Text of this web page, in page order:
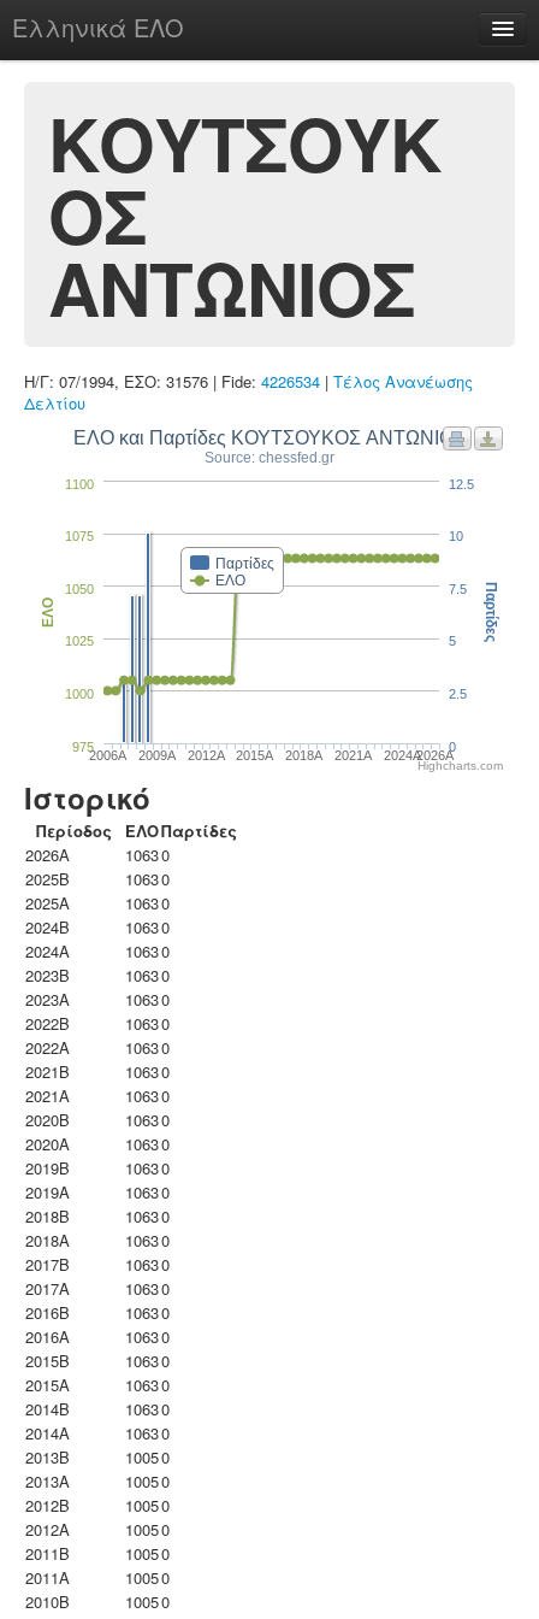
Ελληνικά ΕΛΟ
chesstu.be @ discord
Login
ΚΟΥΤΣΟΥΚ
ΟΣ
ΑΝΤΩΝΙΟΣ
Η/Γ: 07/1994, ΕΣΟ: 31576 | Fide: 4226534 | Τέλος Ανανέωσης
Δελτίου
ΕΛΟ και Παρτίδες ΚΟΥΤΣΟΥΚΟΣ ΑΝΤΩΝΙΟΣ
Source: chessfed.gr
Παρτίδες
ΕΛΟ
2006A 2009A 2012A 2015A 2018A 2021A 2024A2026A
1000
975
1025
1050
1075
1100
ΕΛΟ
0
2.5
5
7.5
10
12.5
Παρτίδες
Highcharts.com
Ιστορικό
Περίοδος ΕΛΟΠαρτίδες
2026A
10630
2025B
10630
2025A
10630
2024B
10630
2024A
10630
2023B
10630
2023Α
10630
2022B
10630
2022A
10630
2021B
10630
2021A
10630
2020B
10630
2020A
10630
2019B
10630
2019A
10630
2018B
10630
2018A
10630
2017B
10630
2017A
10630
2016B
10630
2016A
10630
2015B
10630
2015A
10630
2014B
10630
2014A
10630
2013B
10050
2013A
10050
2012B
10050
2012A
10050
2011B
10050
2011A
10050
2010B
10050